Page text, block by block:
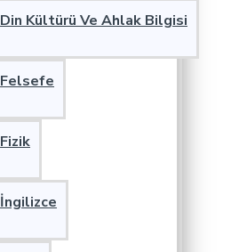
Din Kültürü Ve Ahlak Bilgisi
Felsefe
Fizik
İngilizce